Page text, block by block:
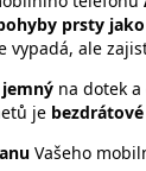
prsty
vypadá, ale
na dotek a
je
Vašeho